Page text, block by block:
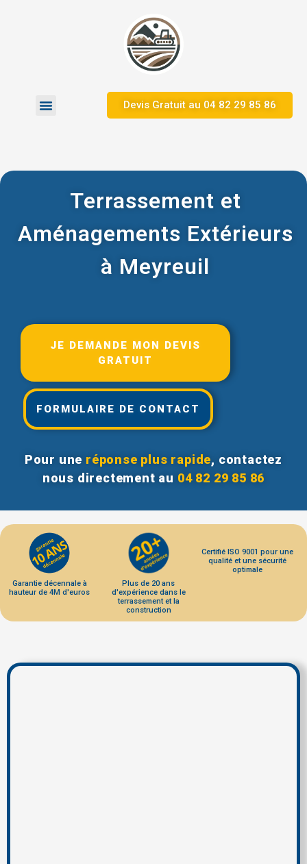
Devis Gratuit au 04 82 29 85 86
Terrassement et
Aménagements Extérieurs
à Meyreuil
JE DEMANDE MON DEVIS
GRATUIT
FORMULAIRE DE CONTACT
Pour une réponse plus rapide, contactez
nous directement au 04 82 29 85 86
Garantie décennale à
hauteur de 4M d'euros
Plus de 20 ans
d'expérience dans le
terrassement et la
construction
Certifié ISO 9001 pour une
qualité et une sécurité
optimale